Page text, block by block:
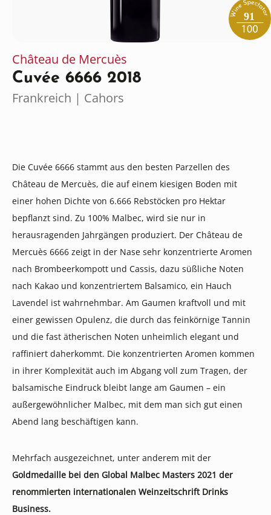
91
Château de Mercuès
Cuvée 6666 2018
Frankreich | Cahors
Die Cuvée 6666 stammt aus den besten Parzellen des
Château de Mercuès, die auf einem kiesigen Boden mit
einer hohen Dichte von 6.666 Rebstöcken pro Hektar
bepflanzt sind. Zu 100% Malbec, wird sie nur in
herausragenden Jahrgängen produziert. Der Château de
Mercuès 6666 zeigt in der Nase sehr konzentrierte Aromen
nach Brombeerkompott und Cassis, dazu süßliche Noten
nach Kakao und konzentriertem Balsamico, ein Hauch
Lavendel ist wahrnehmbar. Am Gaumen kraftvoll und mit
einer gewissen Opulenz, die durch das feinkörnige Tannin
und die fast ätherischen Noten unheimlich elegant und
raffiniert daherkommt. Die konzentrierten Aromen kommen
in ihrer Komplexität auch im Abgang voll zum Tragen, der
balsamische Eindruck bleibt lange am Gaumen – ein
außergewöhnlicher Malbec, mit dem man sich gut einen
Abend lang beschäftigen kann.
Mehrfach ausgezeichnet, unter anderem mit der
Goldmedaille bei den Global Malbec Masters 2021 der
renommierten internationalen Weinzeitschrift Drinks
Business.